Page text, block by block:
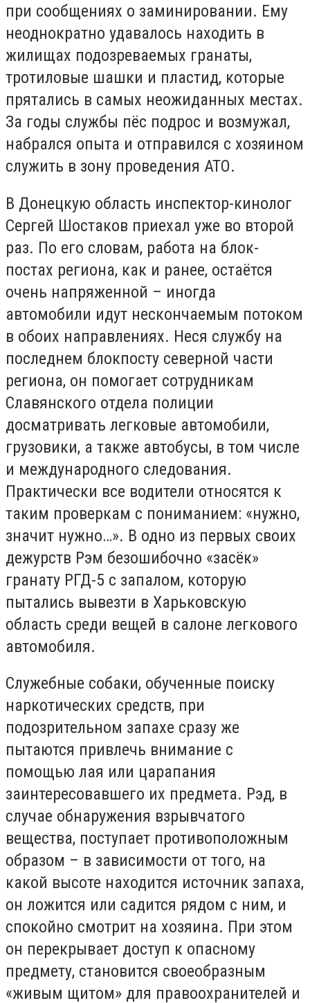
при сообщениях о заминировании. Ему
неоднократно удавалось находить в
жилищах подозреваемых гранаты,
тротиловые шашки и пластид, которые
прятались в самых неожиданных местах.
За годы службы пёс подрос и возмужал,
набрался опыта и отправился с хозяином
служить в зону проведения АТО.
В Донецкую область инспектор-кинолог
Сергей Шостаков приехал уже во второй
раз. По его словам, работа на блок-
постах региона, как и ранее, остаётся
очень напряженной – иногда
автомобили идут нескончаемым потоком
в обоих направлениях. Неся службу на
последнем блокпосту северной части
региона, он помогает сотрудникам
Славянского отдела полиции
досматривать легковые автомобили,
грузовики, а также автобусы, в том числе
и международного следования.
Практически все водители относятся к
таким проверкам с пониманием: «нужно,
значит нужно…». В одно из первых своих
дежурств Рэм безошибочно «засёк»
гранату РГД-5 с запалом, которую
пытались вывезти в Харьковскую
область среди вещей в салоне легкового
автомобиля.
Служебные собаки, обученные поиску
наркотических средств, при
подозрительном запахе сразу же
пытаются привлечь внимание с
помощью лая или царапания
заинтересовавшего их предмета. Рэд, в
случае обнаружения взрывчатого
вещества, поступает противоположным
образом – в зависимости от того, на
какой высоте находится источник запаха,
он ложится или садится рядом с ним, и
спокойно смотрит на хозяина. При этом
он перекрывает доступ к опасному
предмету, становится своеобразным
«живым щитом» для правоохранителей и